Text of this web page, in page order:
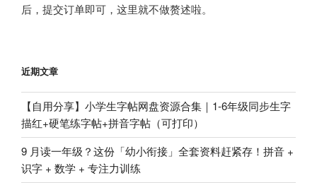
后，提交订单即可，这里就不做赘述啦。
近期文章
【自用分享】小学生字帖网盘资源合集｜1-6年级同步生字
描红+硬笔练字帖+拼音字帖（可打印）
9 月读一年级？这份「幼小衔接」全套资料赶紧存！拼音 +
识字 + 数学 + 专注力训练